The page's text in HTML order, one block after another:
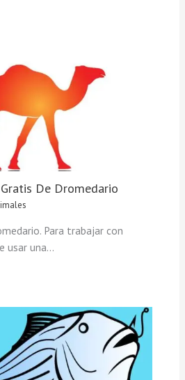
De Dromedario
Para trabajar con
usar una…